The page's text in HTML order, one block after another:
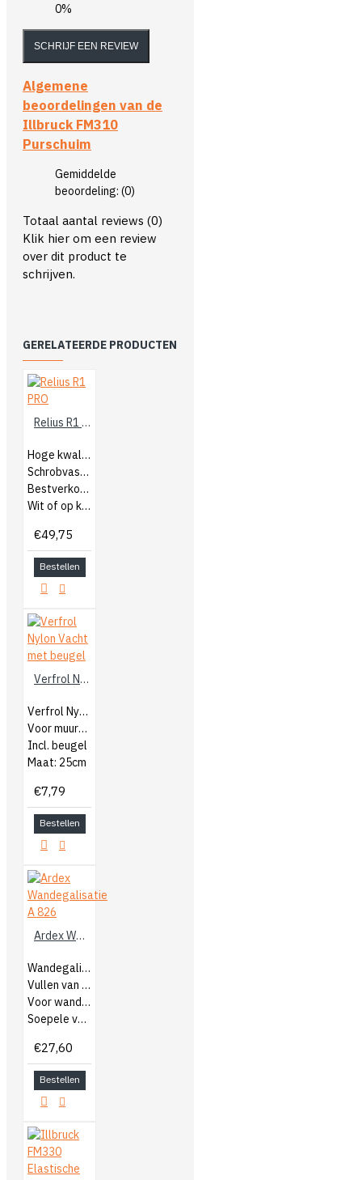
0%
SCHRIJF EEN REVIEW
Algemene
beoordelingen van de
Illbruck FM310
Purschuim
Gemiddelde
beoordeling: (0)
Totaal aantal reviews (0)
Klik hier om een review
over dit product te
schrijven.
GERELATEERDE PRODUCTEN
Relius R1 PRO
Hoge kwaliteit muurverf voor binnen
Schrobvast en dekkend klasse 1
Bestverkochte product van Relius
Wit of op kleur gemengd
€49,75
Bestellen
Verfrol Nylon Vacht met beugel
Verfrol Nylon vacht
Voor muurverf of coating
Incl. beugel
Maat: 25cm
€7,79
Bestellen
Ardex Wandegalisatie A 826
Wandegalisatie
Vullen van scheuren en gaten
Voor wanden en plafonds
Soepele verwerking
€27,60
Bestellen